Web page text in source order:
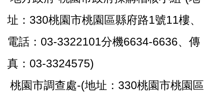
址：330桃園市桃園區縣府路1號11樓、
電話：03-3322101分機6634-6636、傳
真：03-3324575)
桃園市調查處-(地址：330桃園市桃園區